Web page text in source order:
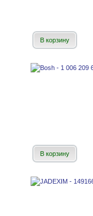
В корзину
В корзину